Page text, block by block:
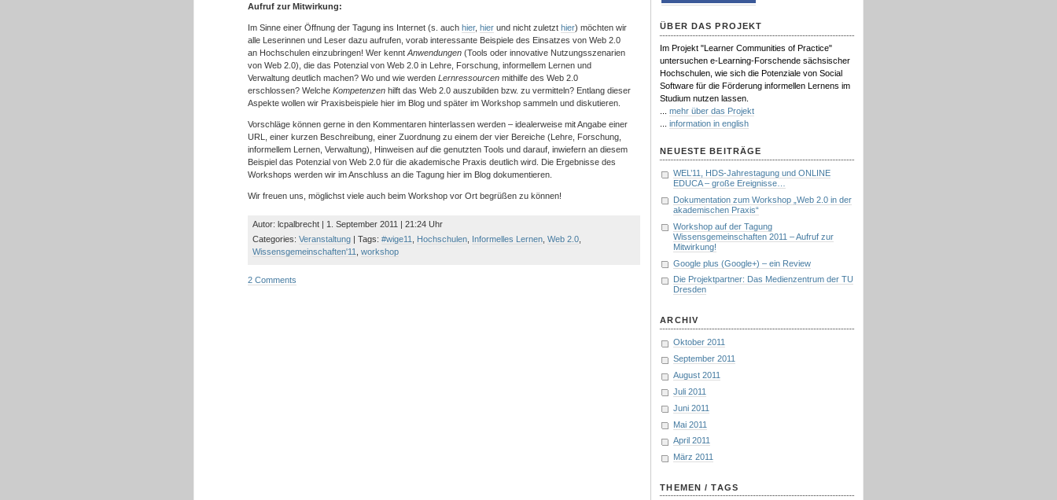
ÜBER DAS PROJEKT
Im Projekt "Learner Communities of Practice"
untersuchen e-Learning-Forschende sächsischer
Hochschulen, wie sich die Potenziale von Social
Software für die Förderung informellen Lernens im
Studium nutzen lassen.
...mehr über das Projekt
...information in english
NEUESTE BEITRÄGE
WEL’11, HDS-Jahrestagung und ONLINE
EDUCA – große Ereignisse…
Dokumentation zum Workshop „Web 2.0 in der
akademischen Praxis“
Workshop auf der Tagung
Wissensgemeinschaften 2011 – Aufruf zur
Mitwirkung!
Google plus (Google+) – ein Review
Die Projektpartner: Das Medienzentrum der TU
Dresden
ARCHIV
Oktober 2011
September 2011
August 2011
Juli 2011
Juni 2011
Mai 2011
April 2011
März 2011
THEMEN / TAGS
Aufruf zur Mitwirkung:
Im Sinne einer Öffnung der Tagung ins Internet (s. auch hier, hier und nicht zuletzt hier) möchten wir
alle Leserinnen und Leser dazu aufrufen, vorab interessante Beispiele des Einsatzes von Web 2.0
an Hochschulen einzubringen! Wer kennt Anwendungen (Tools oder innovative Nutzungsszenarien
von Web 2.0), die das Potenzial von Web 2.0 in Lehre, Forschung, informellem Lernen und
Verwaltung deutlich machen? Wo und wie werden Lernressourcen mithilfe des Web 2.0
erschlossen? Welche Kompetenzen hilft das Web 2.0 auszubilden bzw. zu vermitteln? Entlang dieser
Aspekte wollen wir Praxisbeispiele hier im Blog und später im Workshop sammeln und diskutieren.
Vorschläge können gerne in den Kommentaren hinterlassen werden – idealerweise mit Angabe einer
URL, einer kurzen Beschreibung, einer Zuordnung zu einem der vier Bereiche (Lehre, Forschung,
informellem Lernen, Verwaltung), Hinweisen auf die genutzten Tools und darauf, inwiefern an diesem
Beispiel das Potenzial von Web 2.0 für die akademische Praxis deutlich wird. Die Ergebnisse des
Workshops werden wir im Anschluss an die Tagung hier im Blog dokumentieren.
Wir freuen uns, möglichst viele auch beim Workshop vor Ort begrüßen zu können!
Autor: lcpalbrecht | 1. September 2011 | 21:24 Uhr
Categories:Veranstaltung | Tags:#wige11 Hochschulen Informelles Lernen ,Web 2.0
Wissensgemeinschaften'11
,workshop
2 Comments